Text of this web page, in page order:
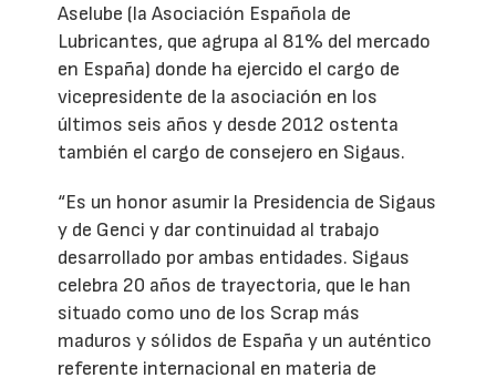
Aselube (la Asociación Española de
Lubricantes, que agrupa al 81% del mercado
en España) donde ha ejercido el cargo de
vicepresidente de la asociación en los
últimos seis años y desde 2012 ostenta
también el cargo de consejero en Sigaus.
“Es un honor asumir la Presidencia de Sigaus
y de Genci y dar continuidad al trabajo
desarrollado por ambas entidades. Sigaus
celebra 20 años de trayectoria, que le han
situado como uno de los Scrap más
maduros y sólidos de España y un auténtico
referente internacional en materia de